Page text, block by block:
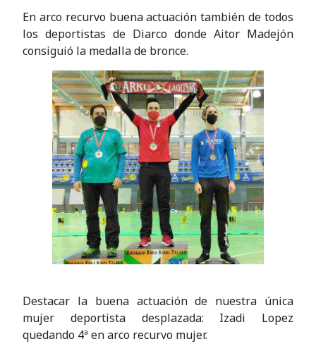
En arco recurvo buena actuación también de todos
los deportistas de Diarco donde Aitor Madejón
consiguió la medalla de bronce.
Destacar la buena actuación de nuestra única
mujer deportista desplazada: Izadi Lopez
quedando 4ª en arco recurvo mujer.